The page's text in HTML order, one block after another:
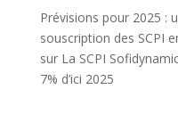
Prévisions pour 2025 :
souscription des SCPI
sur La SCPI
7% d’ici 2025